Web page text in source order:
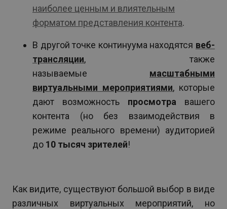
наиболее ценным и влиятельным
форматом представления контента.
В другой точке континуума находятся веб-
трансляции, также
называемые масштабными
виртуальными мероприятиями, которые
дают возможность просмотра вашего
контента (но без взаимодействия в
режиме реального времени) аудиторией
до 10 тысяч зрителей!
Как видите, существуют большой выбор в виде
различных виртуальных мероприятий, но